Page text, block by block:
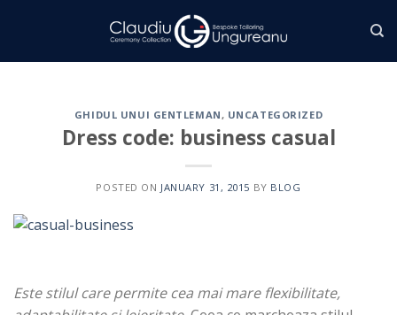
GHIDUL UNUI GENTLEMAN, UNCATEGORIZED
Dress code: business casual
POSTED ON JANUARY 31, 2015 BY BLOG
Este stilul care permite cea mai mare flexibilitate,